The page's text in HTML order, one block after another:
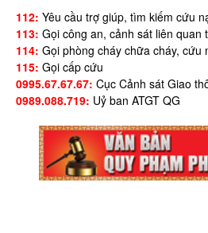
112: Yêu cầu trợ giúp, tìm kiếm cứu
113: Gọi công an, cảnh sát liên quan
114: Gọi phòng cháy chữa cháy, cứu
115: Gọi cấp cứu
0995.67.67.67: Cục Cảnh sát Giao
0989.088.719: Uỷ ban ATGT QG